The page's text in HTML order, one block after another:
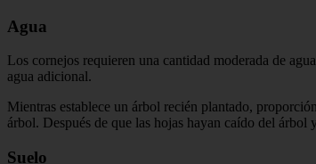
Agua
Los cornejos requieren una cantidad moderada de
agua adicional.
Mientras establece un árbol recién plantado,
árbol. Después de que las hojas hayan caído del
Suelo